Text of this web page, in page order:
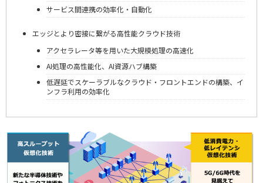
サービス間連携の効率化・自動化
エッジとより密接に繋がる高性能クラウド技術
アクセラレータ等を用いた大規模処理の高速化
AI処理の高性能化、AI資源ハブ構築
低遅延でスケーラブルなクラウド・フロントエンドの構築、イ
ンフラ利用の効率化